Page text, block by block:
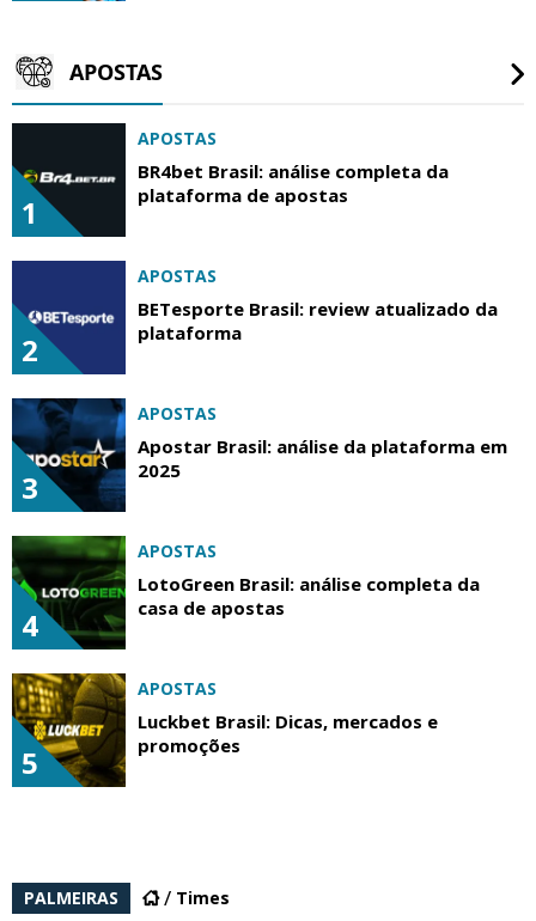
APOSTAS
1
APOSTAS
BR4bet Brasil: análise completa da
plataforma de apostas
2
APOSTAS
BETesporte Brasil: review atualizado da
plataforma
3
APOSTAS
Apostar Brasil: análise da plataforma em
2025
4
APOSTAS
LotoGreen Brasil: análise completa da
casa de apostas
5
APOSTAS
Luckbet Brasil: Dicas, mercados e
promoções
PALMEIRAS Times